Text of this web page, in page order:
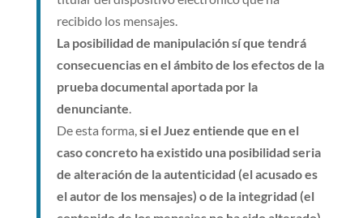
recibido los mensajes.
La posibilidad de manipulación sí que tendrá
consecuencias en el ámbito de los efectos de la
prueba documental aportada por la
denunciante.
De esta forma,si el Juez entiende que en el
caso concreto ha existido una posibilidad seria
de alteración de la autenticidad (el acusado es
el autor de los mensajes) o de la integridad (el